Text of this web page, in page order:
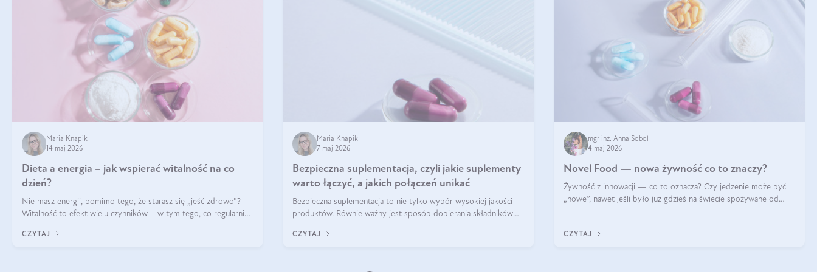
Maria Knapik
14 maj 2026
Dieta a energia – jak wspierać witalność na co
dzień?
Nie masz energii, pomimo tego, że starasz się „jeść zdrowo”?
Witalność to efekt wielu czynników – w tym tego, co regularnie
się w zależności od osoby
CZYTAJ
Maria Knapik
7 maj 2026
Bezpieczna suplementacja, czyli jakie suplementy
warto łączyć, a jakich połączeń unikać
Bezpieczna suplementacja to nie tylko wybór wysokiej jakości
produktów. Równie ważny jest sposób dobierania składników
łączyć suplementy diety? Poznaj nasze wskazówki.
CZYTAJ
mgr inż. Anna Sobol
4 maj 2026
Novel Food — nowa żywność co to znaczy?
Żywność z innowacji — co to oznacza? Czy jedzenie może być
„nowe”, nawet jeśli było już gdzieś na świecie spożywane od
poznasz definicję n
CZYTAJ